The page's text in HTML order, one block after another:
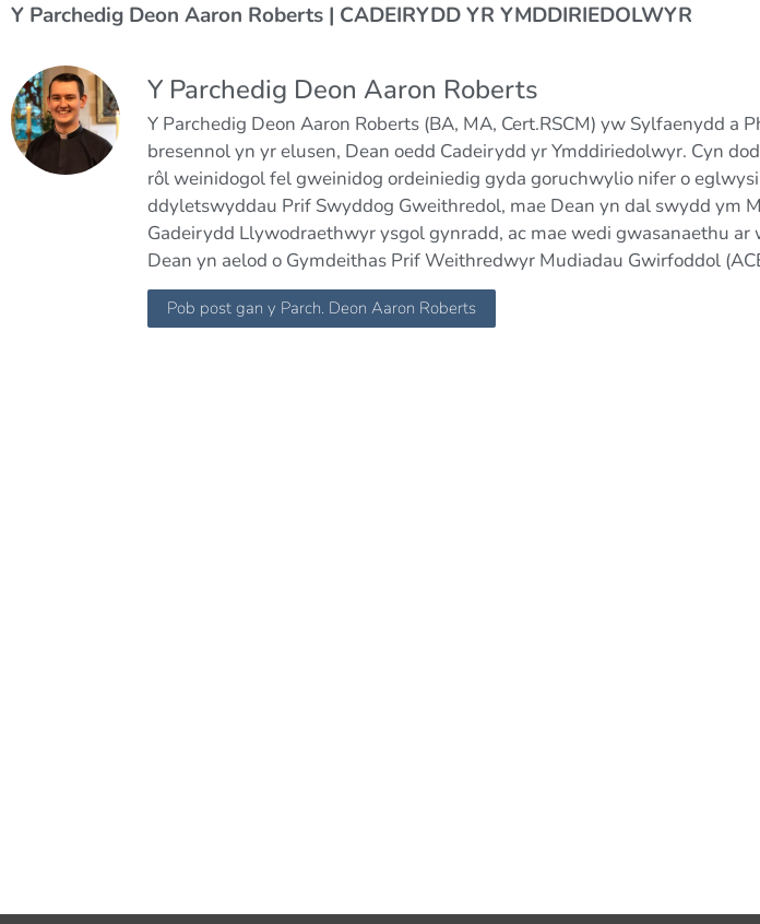
Y Parchedig Deon Aaron Roberts | CADEIRYDD YR YMDDIRIEDOLWYR
Y Parchedig Deon Aaron Roberts
Y Parchedig Deon Aaron Roberts (BA, MA, Cert.RSCM) yw Sylfaenydd a
bresennol yn yr elusen, Dean oedd Cadeirydd yr Ymddiriedolwyr. Cyn
rôl weinidogol fel gweinidog ordeiniedig gyda goruchwylio nifer o
ddyletswyddau Prif Swyddog Gweithredol, mae Dean yn dal swydd ym
Gadeirydd Llywodraethwyr ysgol gynradd, ac mae wedi gwasanaethu
Dean yn aelod o Gymdeithas Prif Weithredwyr Mudiadau Gwirfoddol
Pob post gan y Parch. Deon Aaron Roberts